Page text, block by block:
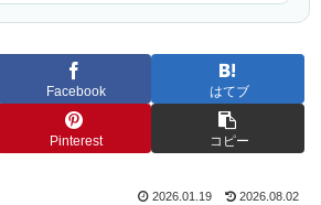
Facebook はてブ
Pinterest コピー
2026.01.19 2026.08.02